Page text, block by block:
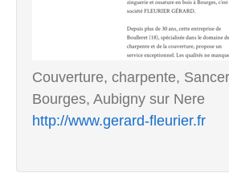
Couverture, charpente,
Bourges, Aubigny sur Nere
http://www.gerard-fleurier.fr